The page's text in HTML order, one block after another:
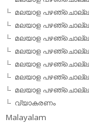
മലയാള
മലയാള
മലയാള
മലയാള
മലയാള
മലയാള
മലയാള
വ്യാകരണം
Malayalam